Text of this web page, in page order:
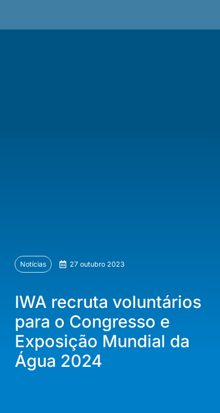
Notícias 27 outubro 2023
IWA recruta voluntários
para o Congresso e
Exposição Mundial da
Água 2024